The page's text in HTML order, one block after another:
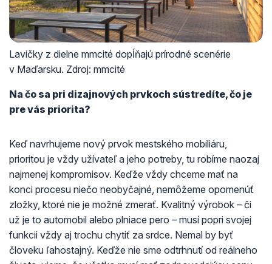
Lavičky z dielne mmcité dopĺňajú prírodné scenérie
v Maďarsku. Zdroj: mmcité
Na čo sa pri dizajnových prvkoch sústredíte, čo je
pre vás priorita?
Keď navrhujeme nový prvok mestského mobiliáru,
prioritou je vždy užívateľ a jeho potreby, tu robíme naozaj
najmenej kompromisov. Keďže vždy chceme mať na
konci procesu niečo neobyčajné, nemôžeme opomenúť
zložky, ktoré nie je možné zmerať. Kvalitný výrobok – či
už je to automobil alebo plniace pero – musí popri svojej
funkcii vždy aj trochu chytiť za srdce. Nemal by byť
človeku ľahostajný. Keďže nie sme odtrhnutí od reálneho